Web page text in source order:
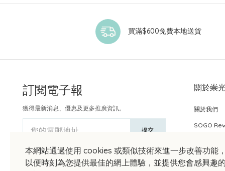
本網站通過使用 cookies 或類似技術來進一步改善功能
以便時刻為您提供最佳的網上體驗，並提供您會感興趣
買滿$600免費本地送貨
訂閱電子報
獲得最新消息、優惠及更多推廣資訊。
您的電郵地址 提交
關於崇
關於我們
SOGO